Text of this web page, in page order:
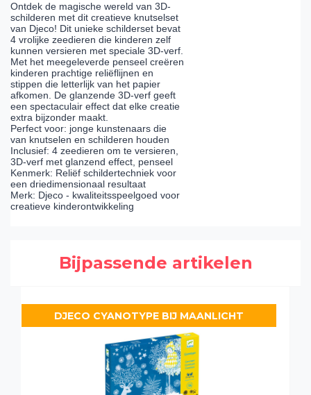
Ontdek de magische wereld van 3D-
schilderen met dit creatieve knutselset
van Djeco! Dit unieke schilderset bevat
4 vrolijke zeedieren die kinderen zelf
kunnen versieren met speciale 3D-verf.
Met het meegeleverde penseel creëren
kinderen prachtige reliëflijnen en
stippen die letterlijk van het papier
afkomen. De glanzende 3D-verf geeft
een spectaculair effect dat elke creatie
extra bijzonder maakt.
Perfect voor: jonge kunstenaars die
van knutselen en schilderen houden
Inclusief: 4 zeedieren om te versieren,
3D-verf met glanzend effect, penseel
Kenmerk: Reliëf schildertechniek voor
een driedimensionaal resultaat
Merk: Djeco - kwaliteitsspeelgoed voor
creatieve kinderontwikkeling
Bijpassende artikelen
DJECO CYANOTYPE BIJ MAANLICHT